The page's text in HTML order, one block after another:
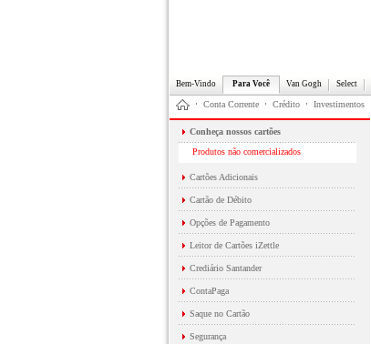
Bem-Vindo Para Você
Conta Corrente Crédito Investimentos
Conheça nossos cartões
Produtos não comercializados
Cartões Adicionais
Cartão de Débito
Opções de Pagamento
Leitor de Cartões iZettle
Crediário Santander
ContaPaga
Saque no Cartão
Segurança
Van Gogh Select